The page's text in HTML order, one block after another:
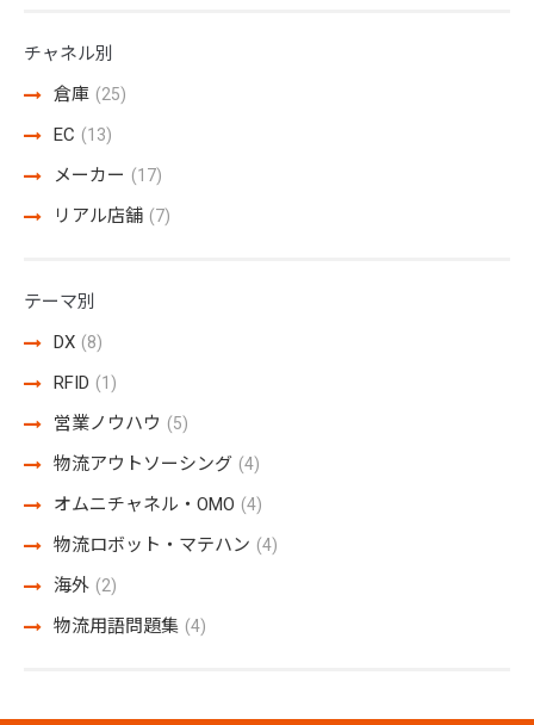
チャネル別
倉庫 (25)
EC (13)
メーカー (17)
リアル店舗 (7)
テーマ別
DX (8)
RFID (1)
営業ノウハウ (5)
物流アウトソーシング (4)
オムニチャネル・OMO (4)
物流ロボット・マテハン (4)
海外 (2)
物流用語問題集 (4)